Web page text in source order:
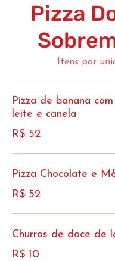
Pizza
Itens por
Pizza de banana
leite e canela
R$ 52
Pizza Chocolate e
R$ 52
Churros de doce de
R$ 10